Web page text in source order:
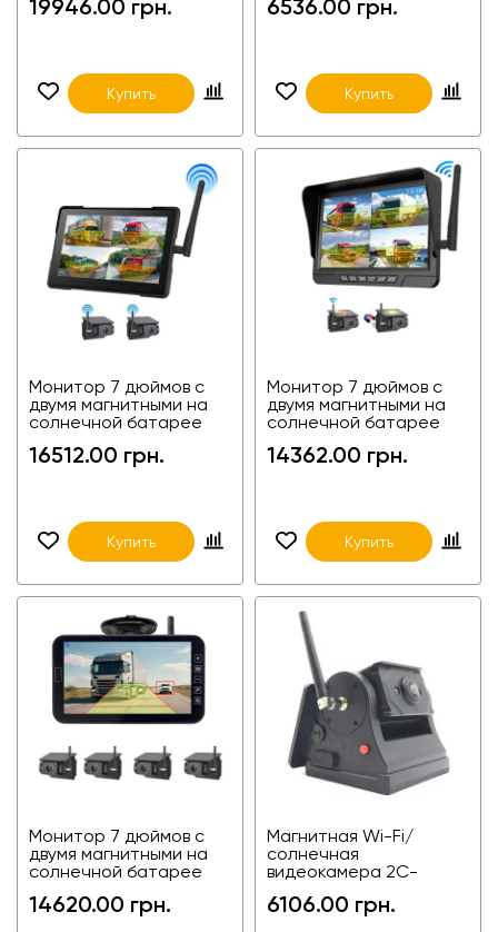
лазерной камерой на
19946.00 грн.
Купить
Wifi 2C-WIFITR01 720P-
6536.00 грн.
Купить
Монитор 7 дюймов с
двумя магнитными на
солнечной батарее
FA7W010-2
16512.00 грн.
Купить
Монитор 7 дюймов с
двумя магнитными на
солнечной батарее
FA7W08-2
14362.00 грн.
Купить
Монитор 7 дюймов с
двумя магнитными на
солнечной батарее
FA7W06-2
14620.00 грн.
Магнитная Wi-Fi/
солнечная
видеокамера 2C-
6106.00 грн.